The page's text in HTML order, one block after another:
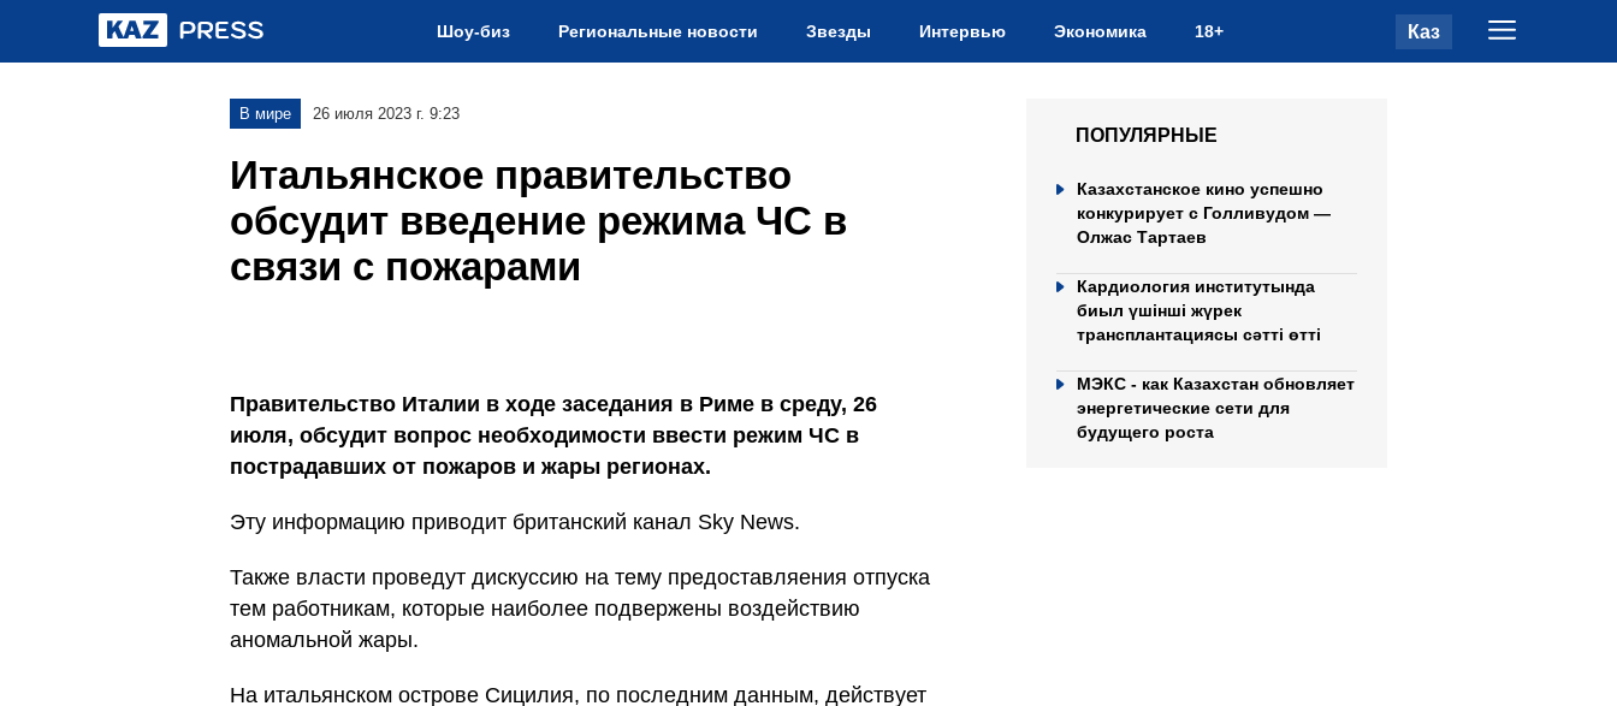
Шоу-биз Региональные новости Звезды Интервью Экономика 18+ Каз
В мире 26 июля 2023 г. 9:23
Итальянское правительство
обсудит введение режима ЧС в
связи с пожарами
Правительство Италии в ходе заседания в Риме в среду, 26
июля, обсудит вопрос необходимости ввести режим ЧС в
пострадавших от пожаров и жары регионах.
Эту информацию приводит британский канал Sky News.
Также власти проведут дискуссию на тему предоставляения отпуска
тем работникам, которые наиболее подвержены воздействию
аномальной жары.
На итальянском острове Сицилия, по последним данным, действует
ПОПУЛЯРНЫЕ
Казахстанское кино успешно
конкурирует с Голливудом —
Олжас Тартаев
Кардиология институтында
биыл үшінші жүрек
трансплантациясы сәтті өтті
МЭКС - как Казахстан обновляет
энергетические сети для
будущего роста